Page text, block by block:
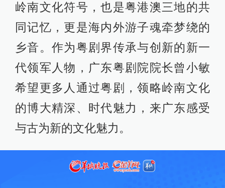
岭南文化符号，也是粤港澳三地的共
同记忆，更是海内外游子魂牵梦绕的
乡音。作为粤剧界传承与创新的新一
代领军人物，广东粤剧院院长曾小敏
希望更多人通过粤剧，领略岭南文化
的博大精深、时代魅力，来广东感受
与古为新的文化魅力。